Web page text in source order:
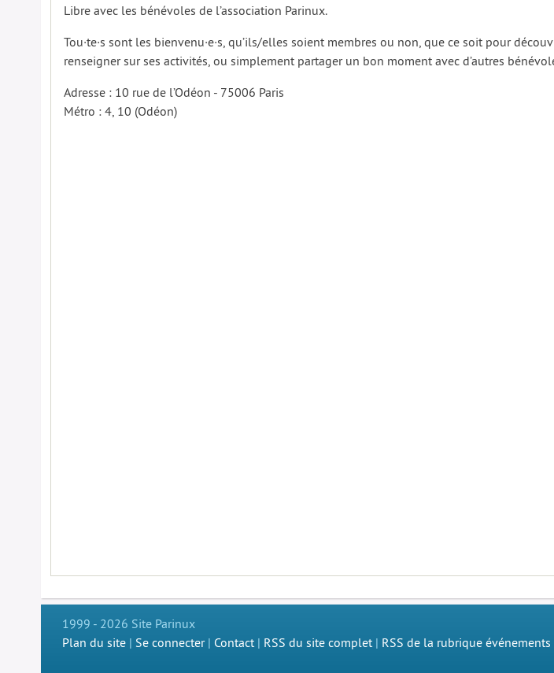
Libre avec les bénévoles de l’association Parinux.
Tou·te·s sont les bienvenu·e·s, qu’ils/elles soient membres ou non, que ce soit pour
renseigner sur ses activités, ou simplement partager un bon moment avec d’autres
Adresse : 10 rue de l’Odéon - 75006 Paris
Métro : 4, 10 (Odéon)
1999 - 2026 Site Parinux
Plan du site | Se connecter| Contact | RSS du site complet | RSS de la rubrique événements